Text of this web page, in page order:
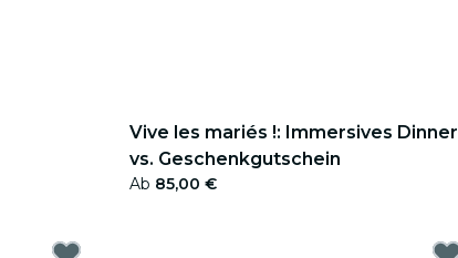
Vive les mariés !: Immersives Dinner
vs. Geschenkgutschein
Ab 85,00 €